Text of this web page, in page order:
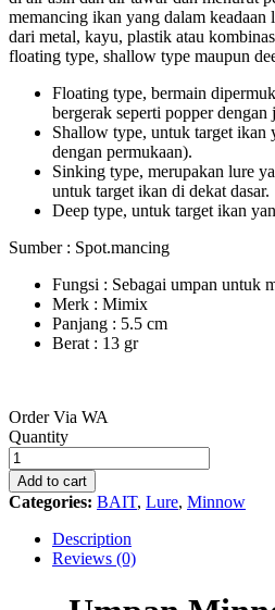
memancing ikan yang dalam
dari metal, kayu, plastik atau
floating type, shallow type maupun
Floating type, bermain
bergerak seperti popper dengan
Shallow type, untuk target ikan
dengan permukaan).
Sinking type, merupakan lure
untuk target ikan di dekat dasar.
Deep type, untuk target ikan
Sumber : Spot.mancing
Fungsi : Sebagai umpan untuk
Merk : Mimix
Panjang : 5.5 cm
Berat : 13 gr
Order Via WA
Umpan
Minnow
Mimix
Scubafrox
quantity
Quantity
Add to cart
Categories: BAIT, Lure, Minnow
Description
Reviews (0)